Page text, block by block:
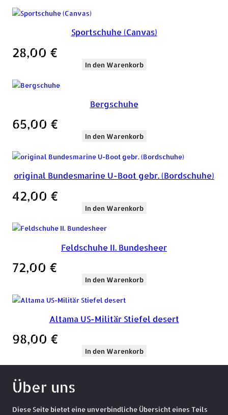
Sportschuhe (Canvas)
28,00 €
In den Warenkorb
Bergschuhe
65,00 €
In den Warenkorb
original Bundesmarine U-Boot gebr. (Bordschuhe)
42,00 €
In den Warenkorb
Feldschuhe II. Bundesheer
72,00 €
In den Warenkorb
Altama US-Militär Stiefel desert
98,00 €
In den Warenkorb
Über uns
Diese Seite bietet eine unverbindliche Übersicht eines Teils